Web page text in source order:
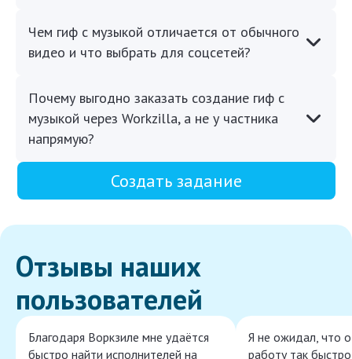
Чем гиф с музыкой отличается от обычного
видео и что выбрать для соцсетей?
Почему выгодно заказать создание гиф с
музыкой через Workzilla, а не у частника
напрямую?
Создать задание
Отзывы наших
пользователей
Благодаря Воркзиле мне удаётся
быстро найти исполнителей на
Я не ожидал, что
работу так